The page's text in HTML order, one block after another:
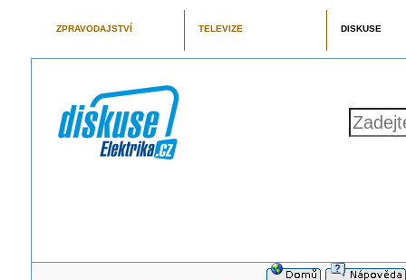
ZPRAVODAJSTVÍ TELEVIZE DISKUSE